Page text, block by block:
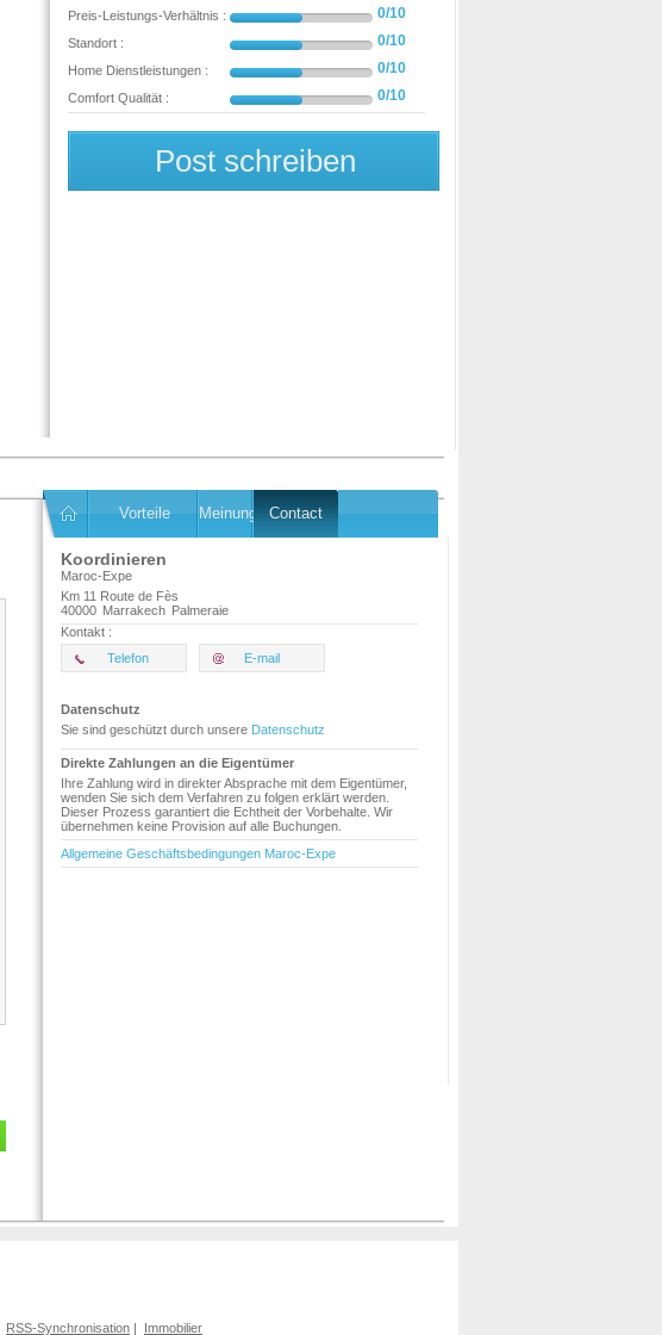
Preis-Leistungs-Verhältnis : 0/10
Standort : 0/10
Home Dienstleistungen : 0/10
Comfort Qualität : 0/10
Post schreiben
Vorteile Meinung Contact
Koordinieren
Maroc-Expe
Km 11 Route de Fès
40000 Marrakech Palmeraie
Kontakt :
Telefon
E-mail
Datenschutz
Sie sind geschützt durch unsere Datenschutz
Direkte Zahlungen an die Eigentümer
Ihre Zahlung wird in direkter Absprache mit dem Eigentümer,
wenden Sie sich dem Verfahren zu folgen erklärt werden.
Dieser Prozess garantiert die Echtheit der Vorbehalte. Wir
übernehmen keine Provision auf alle Buchungen.
Allgemeine Geschäftsbedingungen Maroc-Expe
RSS-Synchronisation | Immobilier